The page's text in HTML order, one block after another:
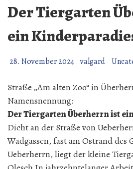
Der Tiergarten
ein
28. November 2024 valgard
Straße „Am alten Zoo“ in
Namensnennung:
Der Tiergarten Überherrn ist
Dicht an der Straße von
Wadgassen, fast am Ostrand des
Ueberherrn, liegt der kleine